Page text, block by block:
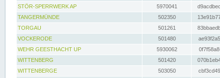
STÖR-SPERRWERK AP 5970041
TANGERMÜNDE
502350
TORGAU
501261
VOCKERODE
501480
WEHR GEESTHACHT UP
5930062
WITTENBERG
501420
WITTENBERGE
503050